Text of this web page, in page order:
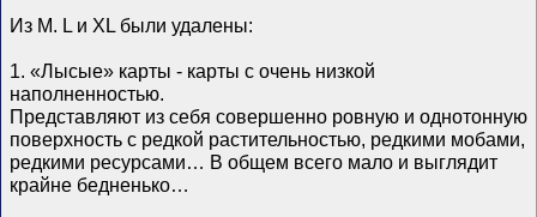
Из M. L и XL были удалены:
1. «Лысые» карты - карты с очень низкой
наполненностью.
Представляют из себя совершенно ровную и однотонную
поверхность с редкой растительностью, редкими мобами,
редкими ресурсами… В общем всего мало и выглядит
крайне бедненько…